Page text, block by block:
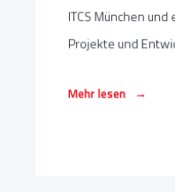
ITCS München
Projekte und
Mehr lesen →